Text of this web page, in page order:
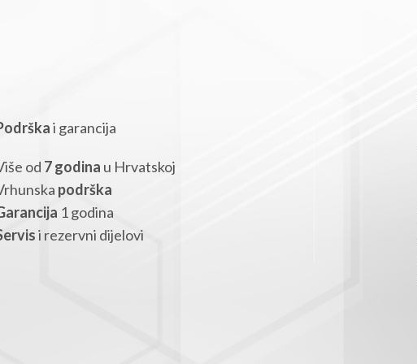
i garancija
od 7 godina u Hrvatskoj
podrška
1 godina
i rezervni dijelovi